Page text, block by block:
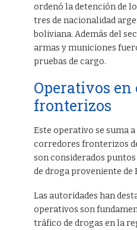
ordenó la detención de
tres de nacionalidad
boliviana. Además del
armas y municiones
pruebas de cargo.
Operativos en
fronterizos
Este operativo se suma
corredores fronterizos
son considerados
de droga proveniente de
Las autoridades han
operativos son
tráfico de drogas en la